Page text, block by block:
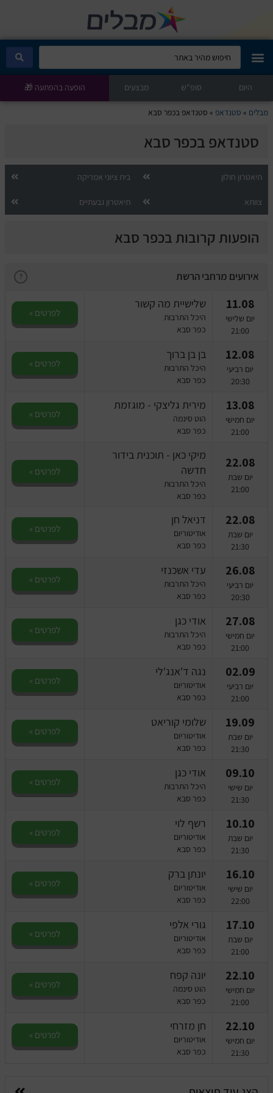
מבלים קלאב
הופעות היום
סטנדאפ
הצגות ילדים
הופעות חיות
הצגות תיאטרון
מחזות זמר
מחול ובלט
קונצרטים
הרצאות
סרטים
חופשה והופעה
היום סופ"ש מבצעים הופעה בהפתעה 🎁
מבלים » סטנדאפ » סטנדאפ בכפר סבא
סטנדאפ בכפר סבא
תיאטרון חולון בית ציוני אמריקה
צוותא תיאטרון גבעתיים
הופעות קרובות בכפר סבא
אירועים מרחבי הרשת ?
11.08
יום שלישי
21:00
שלישיית מה קשור
היכל התרבות
כפר סבא
לפרטים »
12.08
יום רביעי
20:30
בן בן ברוך
היכל התרבות
כפר סבא
לפרטים »
13.08
יום חמישי
21:00
מירית גליצקי - מוגזמת
הוט סינמה
כפר סבא
לפרטים »
22.08
יום שבת
21:00
מיקי כאן - תוכנית בידור
חדשה
היכל התרבות
כפר סבא
לפרטים »
22.08
יום שבת
21:30
דניאל חן
אודיטוריום
כפר סבא
לפרטים »
26.08
יום רביעי
20:30
עדי אשכנזי
היכל התרבות
כפר סבא
לפרטים »
27.08
יום חמישי
21:00
אודי כגן
היכל התרבות
כפר סבא
לפרטים »
02.09
יום רביעי
21:00
נגה ד'אנג'לי
אודיטוריום
כפר סבא
לפרטים »
19.09
יום שבת
21:30
שלומי קוריאט
אודיטוריום
כפר סבא
לפרטים »
09.10
יום שישי
21:30
אודי כגן
היכל התרבות
כפר סבא
לפרטים »
10.10
יום שבת
21:30
רשף לוי
אודיטוריום
כפר סבא
לפרטים »
16.10
יום שישי
22:00
יונתן ברק
אודיטוריום
כפר סבא
לפרטים »
17.10
יום שבת
21:00
גורי אלפי
אודיטוריום
כפר סבא
לפרטים »
22.10
יום חמישי
21:00
יונה קפח
הוט סינמה
כפר סבא
לפרטים »
22.10
יום חמישי
21:30
חן מזרחי
אודיטוריום
כפר סבא
לפרטים »